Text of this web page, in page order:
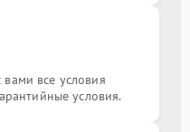
все условия
условия.